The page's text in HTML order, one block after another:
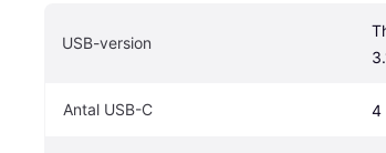
USB-version
Antal USB-C 4